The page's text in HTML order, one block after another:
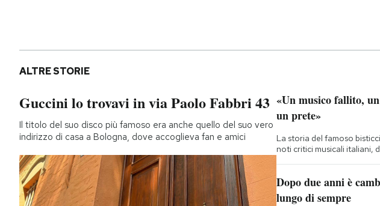
ALTRE STORIE
Guccini lo trovavi in via Paolo Fabbri 43
Il titolo del suo disco più famoso era anche quello del suo vero
indirizzo di casa a Bologna, dove accoglieva fan e amici
«Un musico fallito,
un prete»
La storia del famoso
noti critici musicali italiani,
Dopo due anni è
lungo di sempre